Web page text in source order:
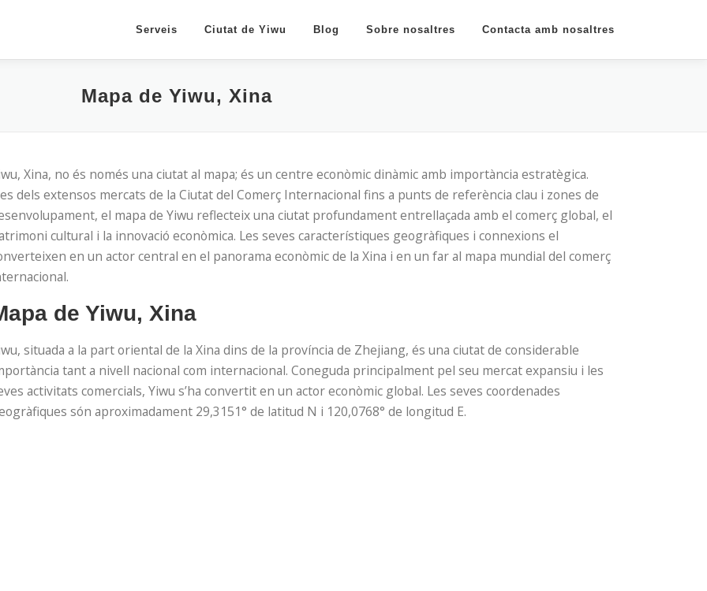
Serveis Ciutat de Yiwu Blog Sobre nosaltres Contacta amb nosaltres
Mapa de Yiwu, Xina
Xina, no és només una ciutat al mapa; és un centre econòmic dinàmic amb importància estratègica.
dels extensos mercats de la Ciutat del Comerç Internacional fins a punts de referència clau i zones de
el mapa de Yiwu reflecteix una ciutat profundament entrellaçada amb el comerç global, el
cultural i la innovació econòmica. Les seves característiques geogràfiques i connexions el
en un actor central en el panorama econòmic de la Xina i en un far al mapa mundial del comerç
de Yiwu, Xina
situada a la part oriental de la Xina dins de la província de Zhejiang, és una ciutat de considerable
tant a nivell nacional com internacional. Coneguda principalment pel seu mercat expansiu i les
activitats comercials, Yiwu s’ha convertit en un actor econòmic global. Les seves coordenades
són aproximadament 29,3151° de latitud N i 120,0768° de longitud E.